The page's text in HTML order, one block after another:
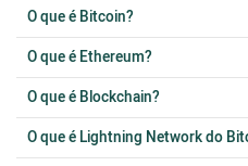
O que é Bitcoin?
O que é Ethereum?
O que é Blockchain?
O que é Lightning Network do